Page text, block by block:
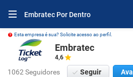
Embratec Por Dentro
Esta empresa é sua? Solicite acesso ao perfil.
Embratec
4,6
1062 Seguidores Seguir